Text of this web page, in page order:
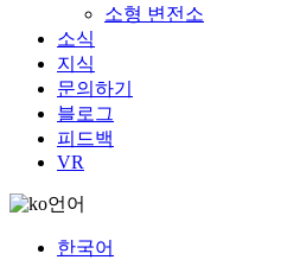
소형 변전소
소식
지식
문의하기
블로그
피드백
VR
언어
한국어